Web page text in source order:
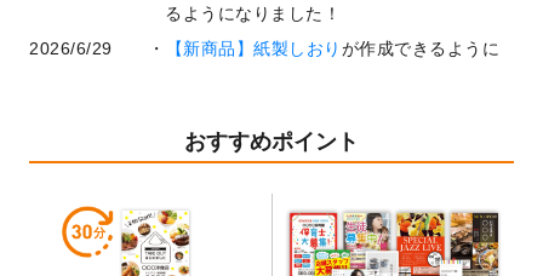
るようになりました！
2026/6/29
【新商品】紙製しおり が作成できるように
業効率を上げる便利な操作方法3選！
開いたしました。
暑中見舞いのデザインテンプレート
しました。
2026/5/28
【新商品】マグネットステッカーが作成で
おすすめポイント